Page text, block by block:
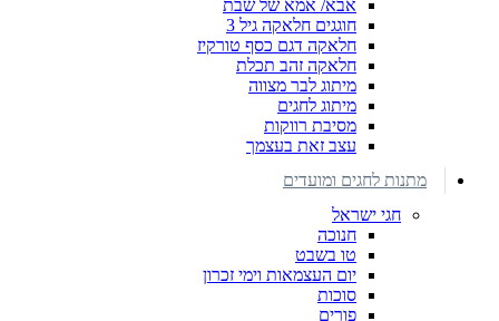
אבא/ אמא של שבת
חוגגים חלאקה גיל 3
חלאקה דגם כסף טורקיז
חלאקה זהב תכלת
מיתוג לבר מצווה
מיתוג לחגים
מסיבת רווקות
עצב זאת בעצמך
מתנות לחגים ומועדים
חגי ישראל
חנוכה
טו בשבט
יום העצמאות וימי זכרון
סוכות
פורים